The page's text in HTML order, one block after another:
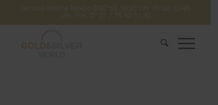
Service-Hotline Mo-Do 8:30 bis 16:30 Uhr. Fr bis 13:45
Uhr. Fon: 07 21 / 75 40 51 30